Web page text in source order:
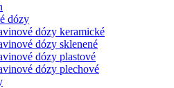
dózy
dózy keramické
dózy sklenené
dózy plastové
dózy plechové